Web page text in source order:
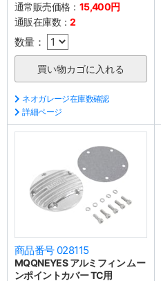
通常販売価格： 15,400円
通販在庫数：2
数量：
ネオガレージ在庫数確認
詳細ページ
商品番号 028115
MQQNEYES アルミフィン ムー
ンポイントカバー TC用